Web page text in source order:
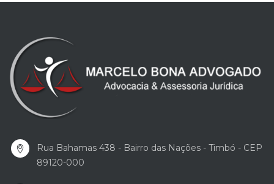
Rua Bahamas 438 - Bairro das Nações - Timbó - CEP
89120-000